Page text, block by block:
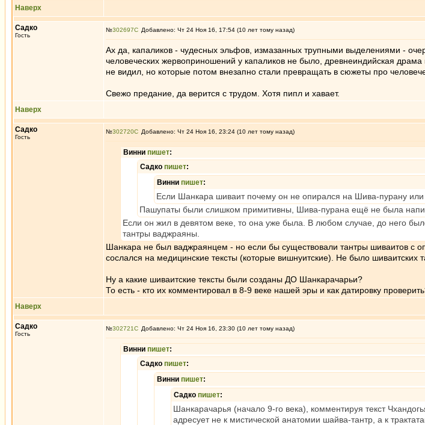
Наверх
Садко
Гость
№302697 Добавлено: Чт 24 Ноя 16, 17:54 (10 лет тому назад)
Ах да, капаликов - чудесных эльфов, измазанных трупными выделениями -
человеческих жервоприношений у капаликов не было, древнеиндийская
не видил, но которые потом внезапно стали превращать в сюжеты про
Свежо предание, да верится с трудом. Хотя пипл и хавает.
Наверх
Садко
Гость
№302720 Добавлено: Чт 24 Ноя 16, 23:24 (10 лет тому назад)
Винни пишет:
Садко пишет:
Винни пишет:
Если Шанкара шиваит почему он не опирался на Шива-пурану
Пашупаты были слишком примитивны, Шива-пурана ещё не была
Если он жил в девятом веке, то она уже была. В любом случае, до него
тантры ваджраяны.
Шанкара не был ваджраянцем - но если бы существовали тантры шиваитов с
сослался на медицинские тексты (которые вишнуитские). Не было шиваитских
Ну а какие шиваитские тексты были созданы ДО Шанкарачарьи?
То есть - кто их комментировал в 8-9 веке нашей эры и как датировку
Наверх
Садко
Гость
№302721 Добавлено: Чт 24 Ноя 16, 23:30 (10 лет тому назад)
Винни пишет:
Садко пишет:
Винни пишет:
Садко пишет:
Шанкарачарья (начало 9-го века), комментируя текст
адресует не к мистической анатомии шайва-тантр, а к